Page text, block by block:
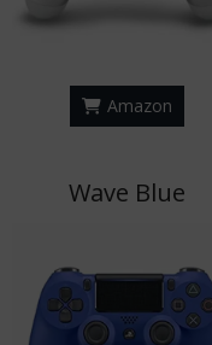
Amazon
Wave Blue